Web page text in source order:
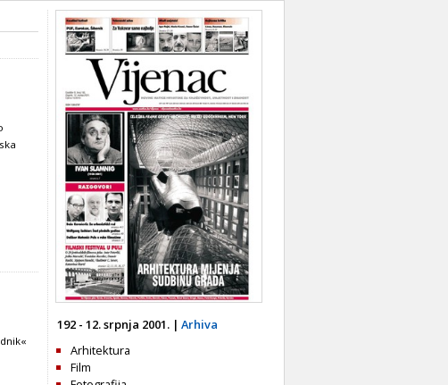
192 - 12. srpnja 2001. | Arhiva
Arhitektura
Film